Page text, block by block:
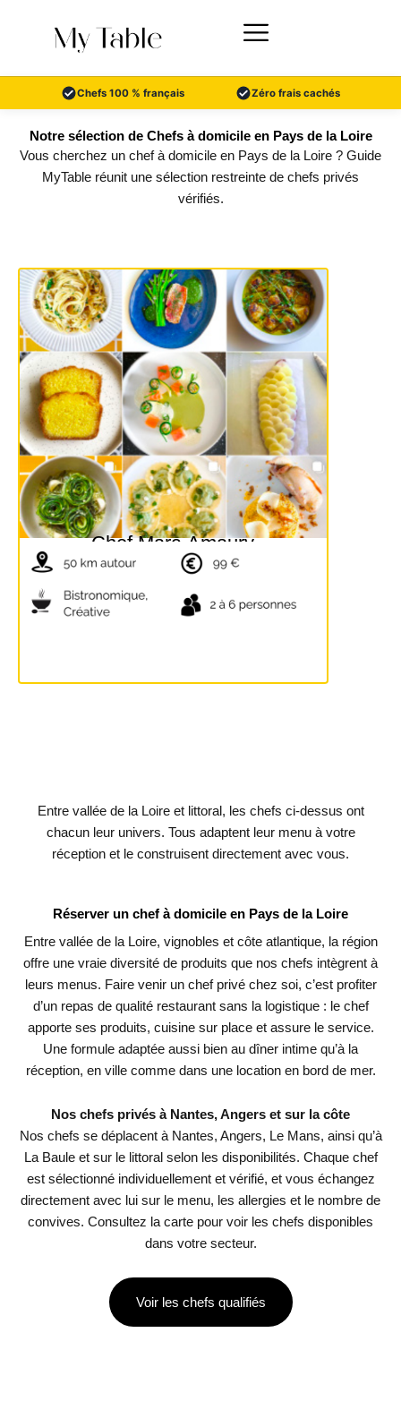
Chefs 100 % français Zéro frais cachés
Notre sélection de Chefs à domicile en Pays de la Loire
Vous cherchez un chef à domicile en Pays de la Loire ? Guide
MyTable réunit une sélection restreinte de chefs privés
vérifiés.
Chef Marc-Amaury
Entre vallée de la Loire et littoral, les chefs ci-dessus ont
chacun leur univers. Tous adaptent leur menu à votre
réception et le construisent directement avec vous.
Réserver un chef à domicile en Pays de la Loire
Entre vallée de la Loire, vignobles et côte atlantique, la région
offre une vraie diversité de produits que nos chefs intègrent à
leurs menus. Faire venir un chef privé chez soi, c’est profiter
d’un repas de qualité restaurant sans la logistique : le chef
apporte ses produits, cuisine sur place et assure le service.
Une formule adaptée aussi bien au dîner intime qu’à la
réception, en ville comme dans une location en bord de mer.
Nos chefs privés à Nantes, Angers et sur la côte
Nos chefs se déplacent à Nantes, Angers, Le Mans, ainsi qu’à
La Baule et sur le littoral selon les disponibilités. Chaque chef
est sélectionné individuellement et vérifié, et vous échangez
directement avec lui sur le menu, les allergies et le nombre de
convives. Consultez la carte pour voir les chefs disponibles
dans votre secteur.
Voir les chefs qualifiés